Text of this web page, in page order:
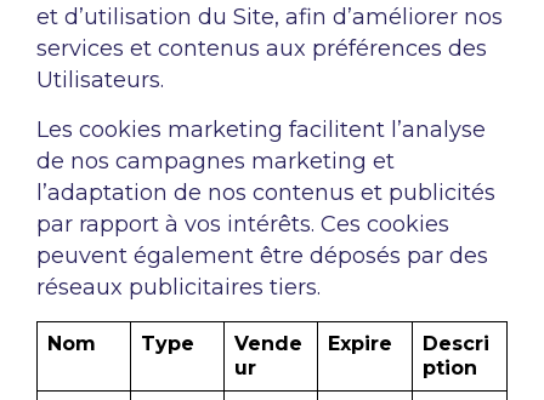
et d’utilisation du Site, afin d’améliorer nos
services et contenus aux préférences des
Utilisateurs.
Les cookies marketing facilitent l’analyse
de nos campagnes marketing et
l’adaptation de nos contenus et publicités
par rapport à vos intérêts. Ces cookies
peuvent également être déposés par des
réseaux publicitaires tiers.
Nom Type
Vende
ur
Expire
Descri
ption